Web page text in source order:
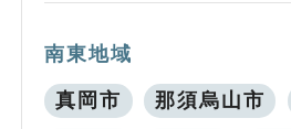
南東地域
真岡市 那須烏山市